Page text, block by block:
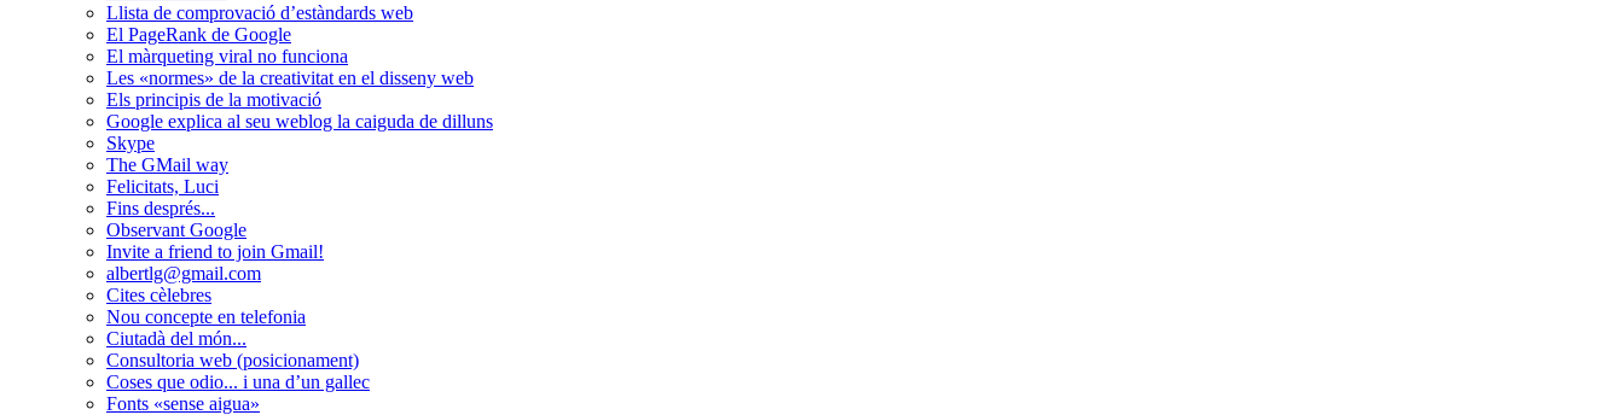
Llista de comprovació d’estàndards web
El PageRank de Google
El màrqueting viral no funciona
Les «normes» de la creativitat en el disseny web
Els principis de la motivació
Google explica al seu weblog la caiguda de dilluns
Skype
The GMail way
Felicitats, Luci
Fins després...
Observant Google
Invite a friend to join Gmail!
albertlg@gmail.com
Cites cèlebres
Nou concepte en telefonia
Ciutadà del món...
Consultoria web (posicionament)
Coses que odio... i una d’un gallec
Fonts «sense aigua»